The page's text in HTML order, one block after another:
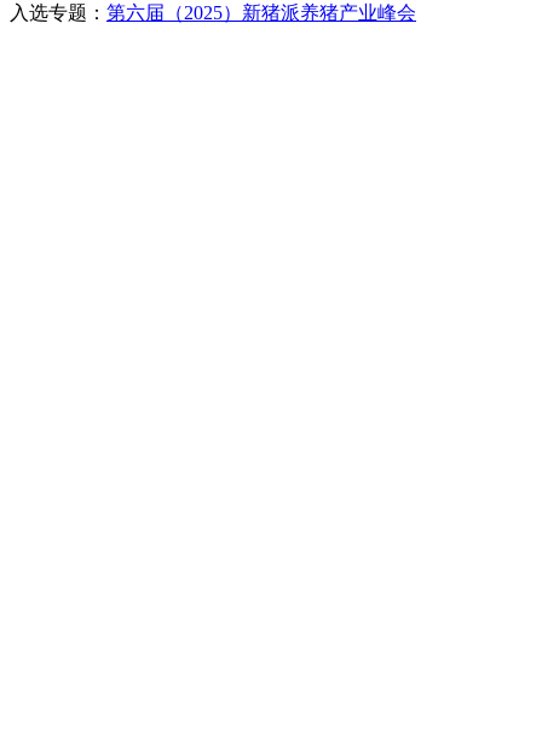
入选专题： 第六届（2025）新猪派养猪产业峰会